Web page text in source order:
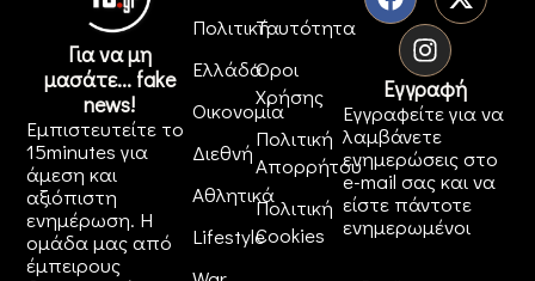
Για να μη
μασάτε... fake
news!
Εμπιστευτείτε το
15minutes για
άμεση και
αξιόπιστη
ενημέρωση. Η
ομάδα μας από
έμπειρους
Πολιτική
Ελλάδα
Οικονομία
Διεθνή
Αθλητικά
Lifestyle
Ταυτότητα
Όροι
Χρήσης
Πολιτική
Απορρήτου
Πολιτική
Cookies
Εγγραφή
Εγγραφείτε για να
λαμβάνετε
ενημερώσεις στο
e-mail σας και να
είστε πάντοτε
ενημερωμένοι